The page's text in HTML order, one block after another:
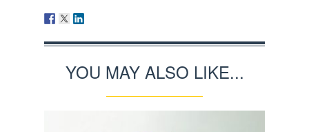
YOU MAY ALSO LIKE...